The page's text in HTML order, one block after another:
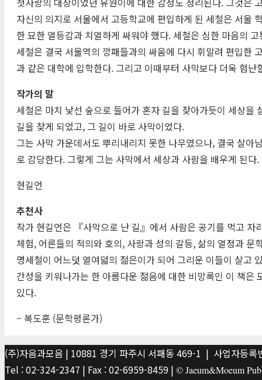
자신의 의지로 서울에서 고등학교에 편입하게 된 세철은 서울
한 묘한 열등감과 치열하게 싸워야 했다. 세철은 심한 마음의
세철은 결국 서울역의 깡패들과의 싸움에 다시 휘말려 편입한
과 같은 대학에 입학한다. 그리고 이때부터 사막보다 더욱 험
작가의 말
세철은 마치 낯선 숲으로 들어가 혼자 길을 찾아가듯이 세상
길을 찾게 되었고, 그 길이 바로 사막이었다.
그는 사막 가운데서도 뿌리내리지 못한 나무였으나, 결국 살
로 감당한다. 그렇게 그는 사막에서 세상과 사람을 배우게 된
현길언
추천사
작가 현길언은 『사막으로 난 길』에서 사람은 공기를 먹고
체험, 어른들의 적의와 호의, 사랑과 성의 갈등, 삶의 열정과
명세철이 어느덧 열여덟의 젊은이가 되어 그리운 이들이 살고
간성을 키워나가는 한 아름다운 젊음에 대한 비망록인 이 책
있다.
– 복도훈 (문학평론가)
(주)자음과모음 | 10881 경기 파주시 서패동 469-1 | 사업자등
Tel : 02-324-2347 | Fax : 02-6959-8459 | © Jaeum&Moeum